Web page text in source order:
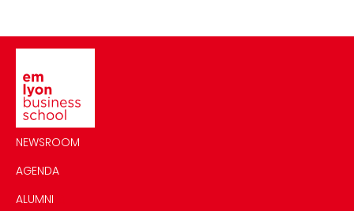
NEWSROOM
AGENDA
ALUMNI